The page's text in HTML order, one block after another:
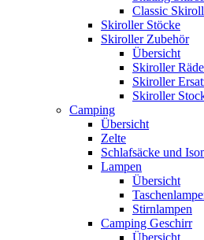
Classic
Skiroller Stöcke
Skiroller Zubehör
Übersicht
Skiroller
Skiroller
Skiroller
Camping
Übersicht
Zelte
Schlafsäcke und
Lampen
Übersicht
Stirnlampen
Camping Geschirr
Übersicht